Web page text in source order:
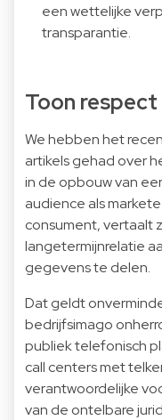
een wettelijke
transparantie.
Toon
We hebben het
artikels gehad over
in de opbouw van
audience als
consument, vertaalt
langetermijnrelatie
gegevens te delen.
Dat geldt
bedrijfsimago
publiek telefonisch
call centers met
verantwoordelijke
van de ontelbare